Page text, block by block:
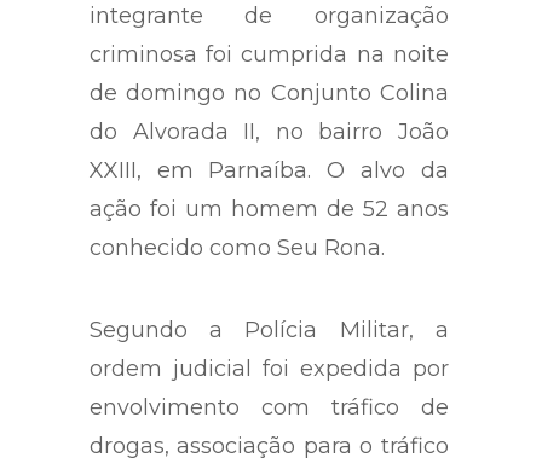
integrante de organização
criminosa foi cumprida na noite
de domingo no Conjunto Colina
do Alvorada II, no bairro João
XXIII, em Parnaíba. O alvo da
ação foi um homem de 52 anos
conhecido como Seu Rona.
Segundo a Polícia Militar, a
ordem judicial foi expedida por
envolvimento com tráfico de
drogas, associação para o tráfico